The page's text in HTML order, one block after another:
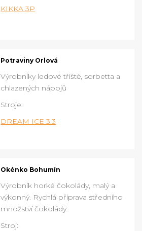
KIKKA 3P
Potraviny Orlová
Výrobníky ledové tříště, sorbetta a
chlazených nápojů
Stroje:
DREAM ICE 3.3
Okénko Bohumín
Výrobník horké čokolády, malý a
výkonný. Rychlá příprava středního
množství čokolády.
Stroj: